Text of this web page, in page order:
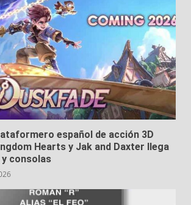
español de acción 3D
Hearts y Jak and Daxter llega
consolas